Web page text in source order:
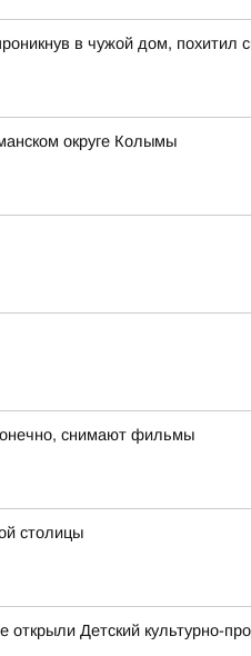
в чужой дом, похитил
округе Колымы
снимают фильмы
столицы
Детский культурно-